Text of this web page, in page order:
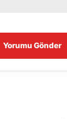
Yorumu Gönder